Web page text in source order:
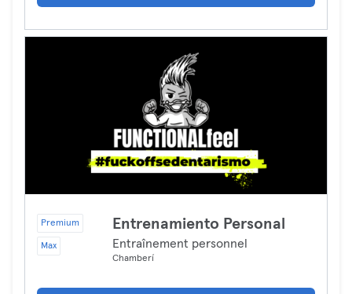
Premium
Max
Entrenamiento Personal
Entraînement personnel
Chamberí